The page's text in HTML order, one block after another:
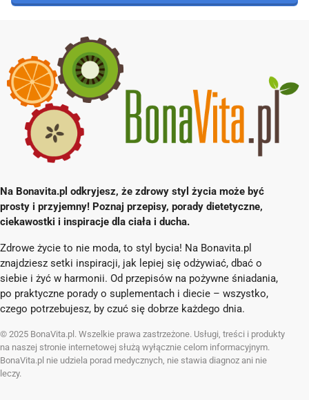
Na Bonavita.pl odkryjesz, że zdrowy styl życia może być
prosty i przyjemny! Poznaj przepisy, porady dietetyczne,
ciekawostki i inspiracje dla ciała i ducha.
Zdrowe życie to nie moda, to styl bycia! Na Bonavita.pl
znajdziesz setki inspiracji, jak lepiej się odżywiać, dbać o
siebie i żyć w harmonii. Od przepisów na pożywne śniadania,
po praktyczne porady o suplementach i diecie – wszystko,
czego potrzebujesz, by czuć się dobrze każdego dnia.
© 2025 BonaVita.pl. Wszelkie prawa zastrzeżone. Usługi, treści i produkty
na naszej stronie internetowej służą wyłącznie celom informacyjnym.
BonaVita.pl nie udziela porad medycznych, nie stawia diagnoz ani nie
leczy.